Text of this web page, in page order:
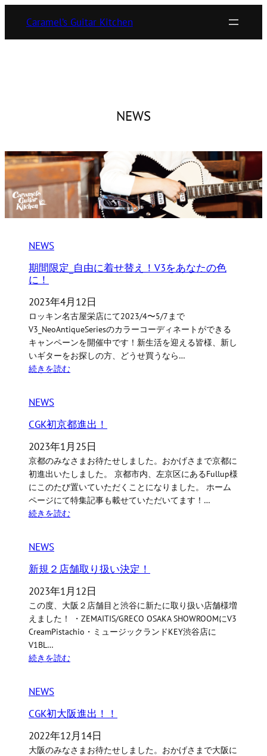
を
Caramel’s Guitar Kitchen
NEWS
NEWS
期間限定_自由に着せ替え！V3をあなたの色
に！
2023年4月12日
ロッキン名古屋栄店にて2023/4〜5/7まで
V3_NeoAntiqueSeriesのカラーコーディネートができる
キャンペーンを開催中です！新生活を迎える皆様、新し
いギターをお探しの方、どうせ買うなら…
続きを読む
NEWS
CGK初京都進出！
2023年1月25日
京都のみなさまお待たせしました。おかげさまで京都に
初進出いたしました。 京都市内、左京区にあるFullup様
にこのたび置いていただくことになりました。 ホーム
ページにて特集記事も載せていただいてます！…
続きを読む
NEWS
新規２店舗取り扱い決定！
2023年1月12日
この度、大阪２店舗目と渋谷に新たに取り扱い店舗様増
えました！ ・ZEMAITIS/GRECO OSAKA SHOWROOMにV3
CreamPistachio・ミュージックランドKEY渋谷店に
V1BL…
続きを読む
NEWS
CGK初大阪進出！！
2022年12月14日
大阪のみなさまお待たせしました。おかげさまで大阪に